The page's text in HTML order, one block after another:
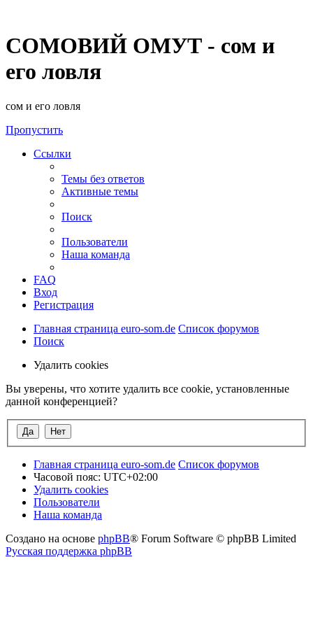
СОМОВИЙ ОМУТ - сом и
его ловля
сом и его ловля
Пропустить
Ссылки
Темы без ответов
Активные темы
Поиск
Пользователи
Наша команда
FAQ
Вход
Регистрация
Главная страница euro-som.de Список форумов
Поиск
Удалить cookies
Вы уверены, что хотите удалить все cookie, установленные
данной конференцией?
Главная страница euro-som.de Список форумов
Часовой пояс: UTC+02:00
Удалить cookies
Пользователи
Наша команда
Создано на основе phpBB® Forum Software © phpBB Limited
Русская поддержка phpBB